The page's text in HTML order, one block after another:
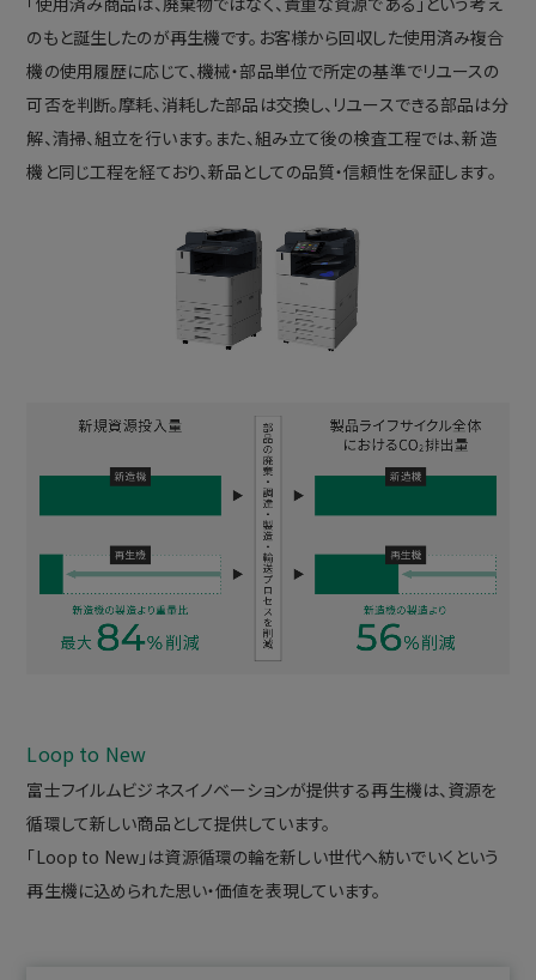
のもと誕生したのが再生機です。お客様から回収した使用済み複合
機の使用履歴に応じて、機械・部品単位で所定の基準でリユースの
可否を判断。摩耗、消耗した部品は交換し、リユースできる部品は分
解、清掃、組立を行います。また、組み立て後の検査工程では、新造
機と同じ工程を経ており、新品としての品質・信頼性を保証します。
Loop to New
富士フイルムビジネスイノベーションが提供する再生機は、資源を
循環して新しい商品として提供しています。
「Loop to New」は資源循環の輪を新しい世代へ紡いでいくという
再生機に込められた思い・価値を表現しています。